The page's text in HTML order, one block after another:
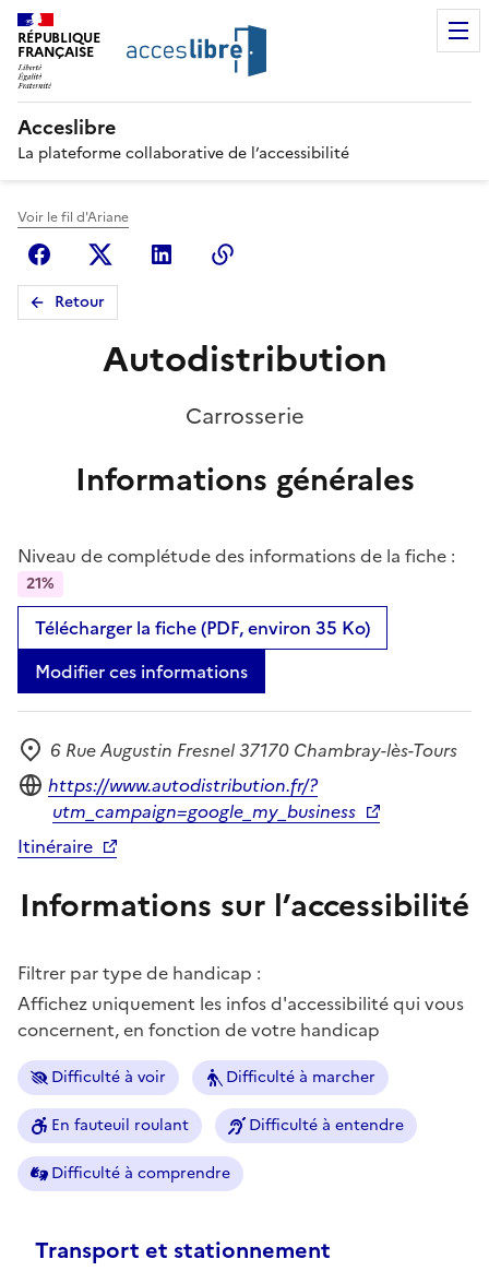
RÉPUBLIQUE
FRANÇAISE
Acceslibre
La plateforme collaborative de l’accessibilité
Voir le fil d'Ariane
FacebookX (anciennement Twitter)
Linkedin
Retour
Autodistribution
Carrosserie
Informations générales
Niveau de complétude des informations de la fiche :
21%
Télécharger la fiche (PDF, environ 35 Ko)
Modifier ces informations
Adresse
6 Rue Augustin Fresnel 37170 Chambray-lès-Tours
Site internet
https://www.autodistribution.fr/?
utm_campaign=google_my_business
Itinéraire
Informations sur l’accessibilité
Filtrer par type de handicap :
Affichez uniquement les infos d'accessibilité qui vous
concernent, en fonction de votre handicap
Difficulté à voir Difficulté à marcher
En fauteuil roulant Difficulté à entendre
Difficulté à comprendre
Transport et stationnement